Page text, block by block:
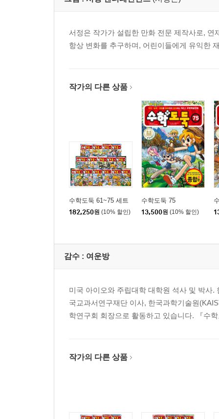
서정은 작가가 설립한 만화 전문 제작사로,
항상 변화를 추구하며, 어린이들에게 유익한
작가의 다른 상품
수학도둑 61~75 세트
182,250원 (10% 할인)
수학도둑 75
13,500원 (10% 할인)
감수 : 여운방
미국 아이오와 주립대학 대학원 석사 및 박사
국교과서연구재단 이사, 한국과학기술원
학연구회 회장으로 활동하고 있습니다. 『수
작가의 다른 상품